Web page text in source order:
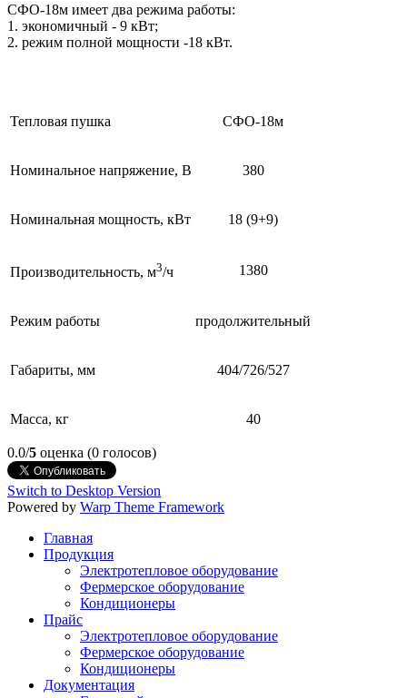
СФО-18м имеет два режима работы:
1. экономичный - 9 кВт;
2. режим полной мощности -18 кВт.
Тепловая пушка СФО-18м
Номинальное напряжение, В 380
Номинальная мощность, кВт 18 (9+9)
Производительность, м3/ч 1380
Режим работы продолжительный
Габариты, мм 404/726/527
Масса, кг 40
0.0/5 оценка (0 голосов)
Switch to Desktop Version
Powered by Warp Theme Framework
Главная
Продукция
Электротепловое оборудование
Фермерское оборудование
Кондиционеры
Прайс
Электротепловое оборудование
Фермерское оборудование
Кондиционеры
Документация